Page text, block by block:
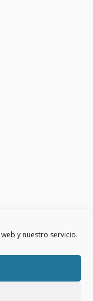
y nuestro servicio.